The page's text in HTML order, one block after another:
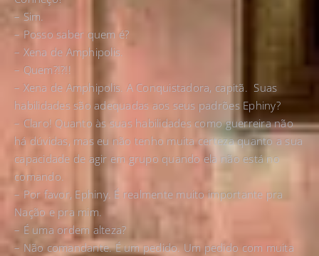
– Sim.
– Posso saber quem é?
– Xena de Amphipolis.
– Quem?!?!!
– Xena de Amphipolis. A Conquistadora, capitã. Suas
habilidades são adequadas aos seus padrões Ephiny?
– Claro! Quanto às suas habilidades como guerreira não
há dúvidas, mas eu não tenho muita certeza quanto a sua
capacidade de agir em grupo quando ela não está no
comando.
– Por favor, Ephiny. É realmente muito importante pra
Nação e pra mim.
– É uma ordem alteza?
– Não comandante. É um pedido. Um pedido com muita